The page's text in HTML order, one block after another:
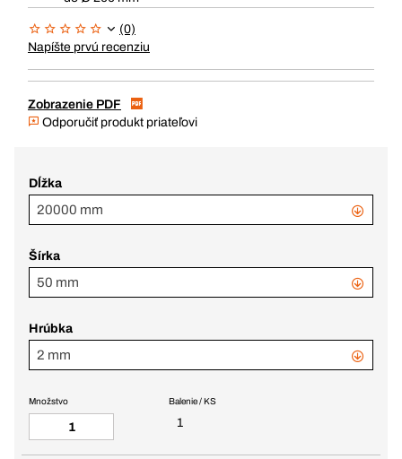
(0)
Napíšte prvú recenziu
Zobrazenie PDF
Odporučiť produkt priateľovi
Dĺžka
20000 mm
Šírka
50 mm
Hrúbka
2 mm
Balenie / KS
1
Množstvo